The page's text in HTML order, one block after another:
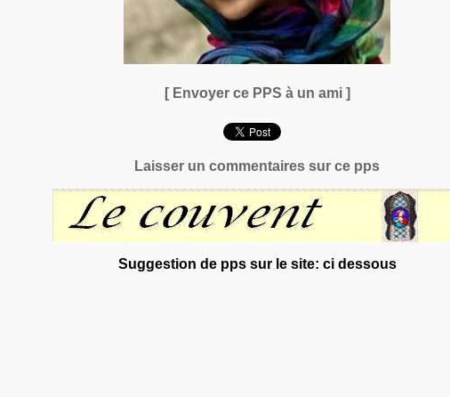
[ Envoyer ce PPS à un ami ]
Laisser un commentaires sur ce pps
Suggestion de pps sur le site: ci dessous